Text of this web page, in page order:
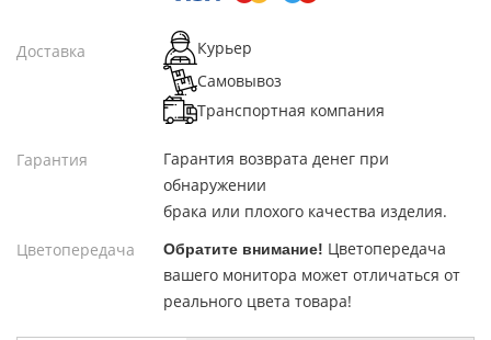
Доставка
Курьер
Самовывоз
Транспортная компания
Гарантия
Гарантия возврата денег при
обнаружении
брака или плохого качества изделия.
Цветопередача
Обратите внимание! Цветопередача
вашего монитора может отличаться от
реального цвета товара!